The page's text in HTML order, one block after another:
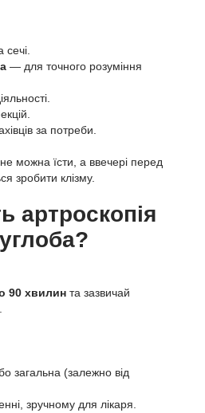
— для точного розуміння
за потреби.
можна їсти, а ввечері перед
зробити клізму.
артроскопія
90 хвилин та зазвичай
загальна (залежно від
зручному для лікаря.